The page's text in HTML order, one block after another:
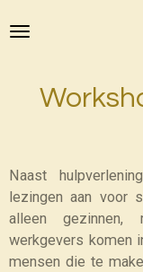
direct
hoofdinhoud
Naast
lezingen aan voor
alleen gezinnen,
werkgevers komen
mensen die te